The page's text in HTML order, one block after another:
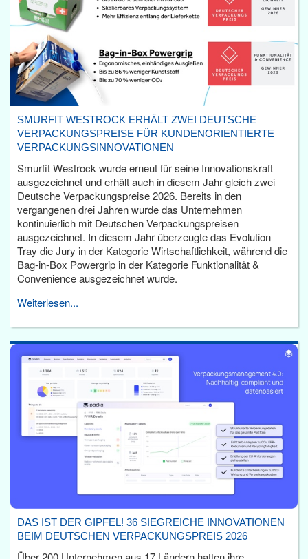
SMURFIT WESTROCK ERHÄLT ZWEI DEUTSCHE
VERPACKUNGSPREISE FÜR KUNDENORIENTIERTE
VERPACKUNGSINNOVATIONEN
Smurfit Westrock wurde erneut für seine Innovationskraft
ausgezeichnet und erhält auch in diesem Jahr gleich zwei
Deutsche Verpackungspreise 2026. Bereits in den
vergangenen drei Jahren wurde das Unternehmen
kontinuierlich mit Deutschen Verpackungspreisen
ausgezeichnet. In diesem Jahr überzeugte das Evolution
Tray die Jury in der Kategorie Wirtschaftlichkeit, während die
Bag-in-Box Powergrip in der Kategorie Funktionalität &
Convenience ausgezeichnet wurde.
Weiterlesen...
DAS IST DER GIPFEL! 36 SIEGREICHE INNOVATIONEN
BEIM DEUTSCHEN VERPACKUNGSPREIS 2026